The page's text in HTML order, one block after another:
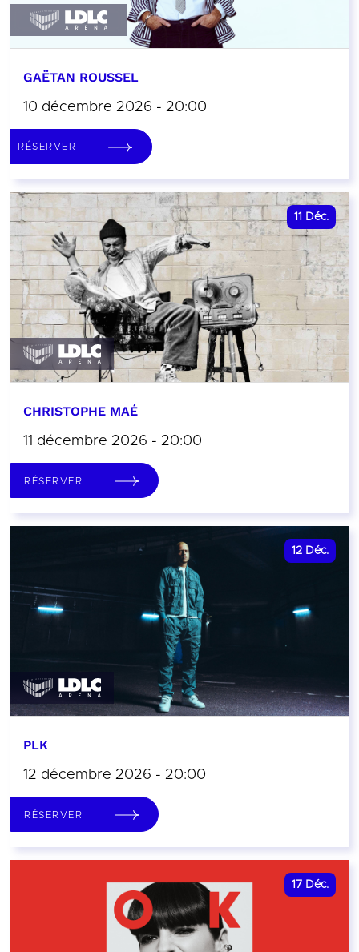
GAËTAN ROUSSEL
10 décembre 2026 - 20:00
RÉSERVER
11 Déc.
CHRISTOPHE MAÉ
11 décembre 2026 - 20:00
RÉSERVER
12 Déc.
PLK
12 décembre 2026 - 20:00
RÉSERVER
17 Déc.